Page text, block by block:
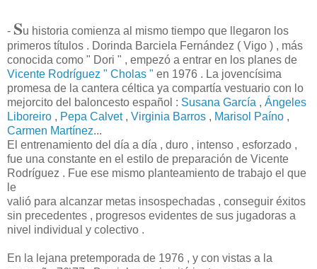
- Su historia comienza al mismo tiempo que llegaron los
primeros títulos . Dorinda Barciela Fernández ( Vigo ) , más
conocida como " Dori " , empezó a entrar en los planes de
Vicente Rodríguez " Cholas " en 1976 . La jovencísima
promesa de la cantera céltica ya compartía vestuario con lo
mejorcito del baloncesto español : Susana García , Ángeles
Liboreiro , Pepa Calvet , Virginia Barros , Marisol Paíno ,
Carmen Martínez...
El entrenamiento del día a día , duro , intenso , esforzado ,
fue una constante en el estilo de preparación de Vicente
Rodríguez . Fue ese mismo planteamiento de trabajo el que
le
valió para alcanzar metas insospechadas , conseguir éxitos
sin precedentes , progresos evidentes de sus jugadoras a
nivel individual y colectivo .
En la lejana pretemporada de 1976 , y con vistas a la